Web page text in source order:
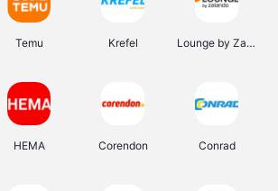
Temu Krefel Lounge by Zalando
HEMA Corendon Conrad